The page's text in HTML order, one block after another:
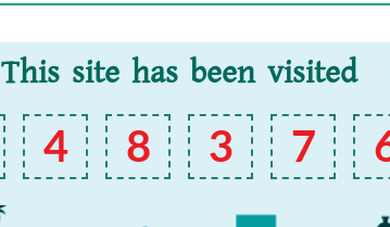
This site has been visited
4 8 3 7